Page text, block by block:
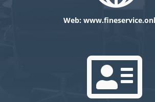
Web: www.
